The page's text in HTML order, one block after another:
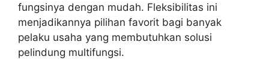
fungsinya dengan mudah. Fleksibilitas ini
menjadikannya pilihan favorit bagi banyak
pelaku usaha yang membutuhkan solusi
pelindung multifungsi.